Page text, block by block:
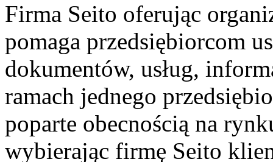
Firma Seito oferując
pomaga przedsiębiorcom
dokumentów, usług,
ramach jednego
poparte obecnością na
wybierając firmę Seito